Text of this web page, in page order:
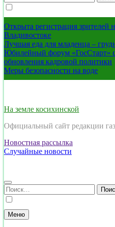
Открыта регистрация
Владивостоке
Лучшая еда для младенца –
Юбилейный форум «ГосСтарт»
обновления кадровой политики
Меры безопасности на воде
На земле косихинской
Официальный сайт редакции
Новостная рассылка
Случайные новости
Найти:
Меню